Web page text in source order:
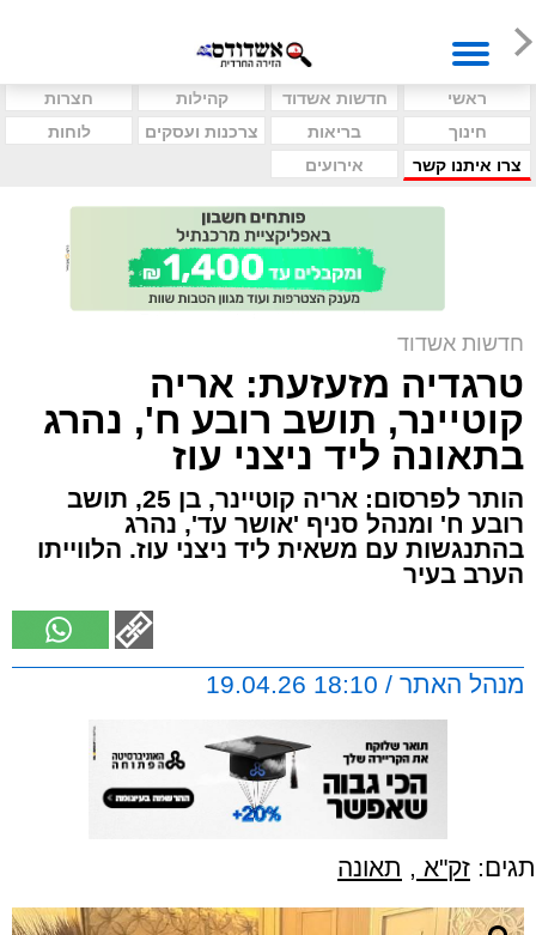
ראשי חדשות אשדוד קהילות
חצרות
חינוך
בריאות צרכנות ועסקים
לוחות
צרו איתנו קשר
אירועים
חדשות אשדוד
טרגדיה מזעזעת: אריה
קוטיינר, תושב רובע ח', נהרג
בתאונה ליד ניצני עוז
הותר לפרסום: אריה קוטיינר, בן 25, תושב
רובע ח' ומנהל סניף 'אושר עד', נהרג
בהתנגשות עם משאית ליד ניצני עוז. הלווייתו
הערב בעיר
מנהל האתר / 18:10 19.04.26
תגים: זק"א , תאונה